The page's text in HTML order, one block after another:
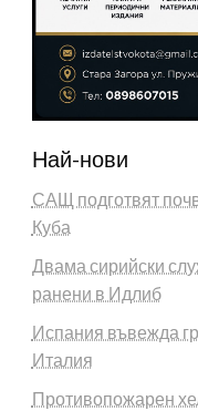
Най-нови
САЩ подготвят
Куба
Двама сирийски
ранени в Идлиб
Испания въвежда
Италия
Противопожарен